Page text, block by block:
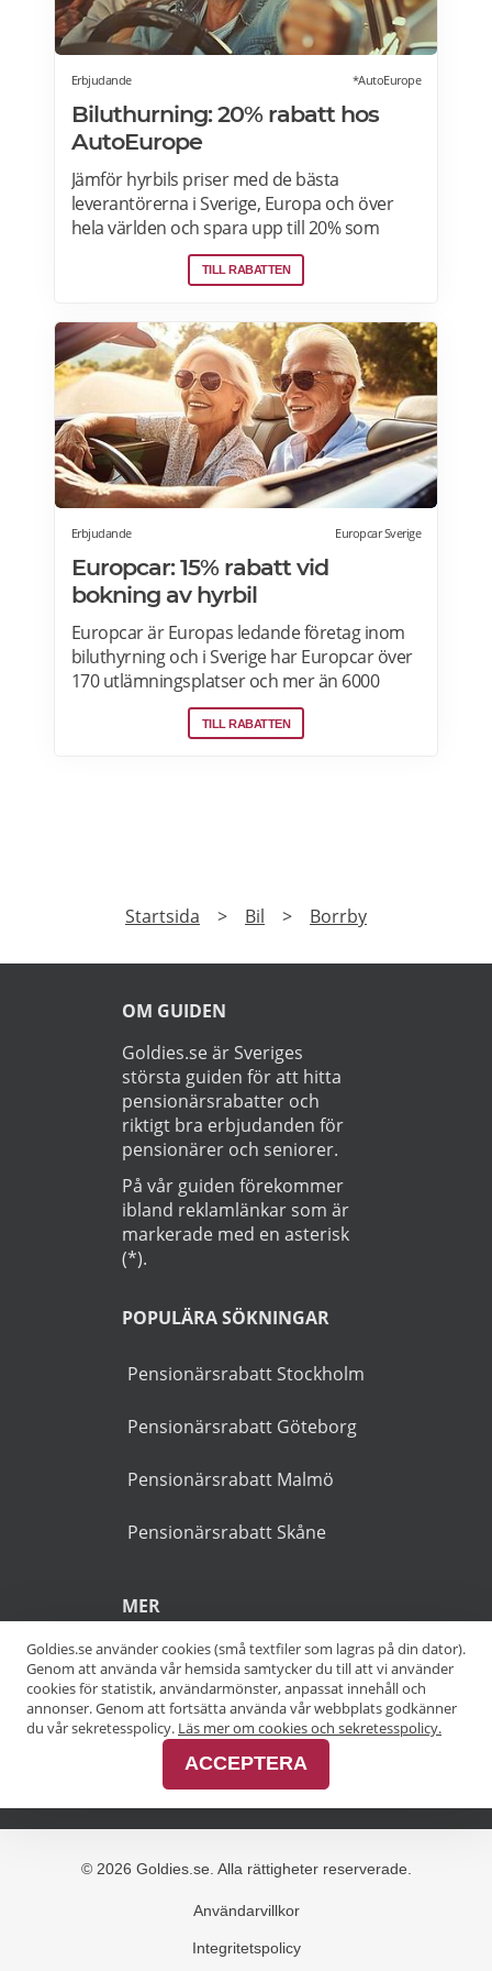
Västerås, Örebro här>>>
Erbjudande *AutoEurope
Biluthurning: 20% rabatt hos
AutoEurope
Jämför hyrbils priser med de bästa
leverantörerna i Sverige, Europa och över
hela världen och spara upp till 20% som
medlem! Upptäck speciella priser på Auto
TILL RABATTEN
Erbjudande Europcar Sverige
Europcar: 15% rabatt vid
bokning av hyrbil
Europcar är Europas ledande företag inom
biluthyrning och i Sverige har Europcar över
170 utlämningsplatser och mer än 6000
bilar. Ta del av våra aktuella erbjudanden
och läs mer om pensionärsrabatter hos
TILL RABATTEN
Prenumerera på vårt nyhetsbrev och få exklusiv
Läs Integritetspolicy
OM GUIDEN
största guiden för att hitta
riktigt bra erbjudanden för
På vår guiden förekommer
markerade med en asterisk
Pensionärsrabatt Stockholm
Pensionärsrabatt Göteborg
Pensionärsrabatt Malmö
Pensionärsrabatt Skåne
Alla kategorier
Goldies.se använder cookies (små textfiler som lagras på din dator).
Genom att använda vår hemsida samtycker du till att vi använder
cookies för statistik, användarmönster, anpassat innehåll och
annonser. Genom att fortsätta använda vår webbplats godkänner
du vår sekretesspolicy. Läs mer om cookies och sekretesspolicy.
ACCEPTERA